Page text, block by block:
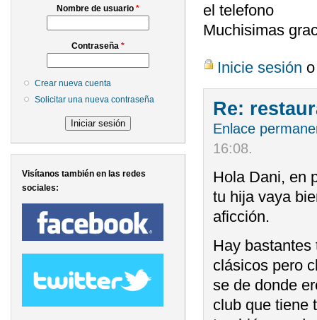
Nombre de usuario *
Contraseña *
Crear nueva cuenta
Solicitar una nueva contraseña
Visítanos también en las redes
sociales:
el telefono
Muchisimas
Inicie sesión
Re:
Enlace
16:08.
Hola Dani, en
tu hija vaya
aficción.
Hay
clásicos pero
se de donde
club que tiene